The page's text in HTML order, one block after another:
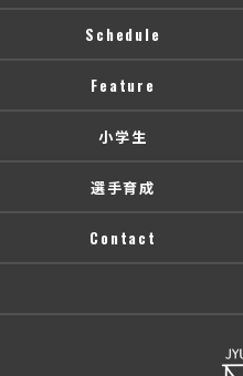
Schedule
Feature
小学生
選手育成
Contact